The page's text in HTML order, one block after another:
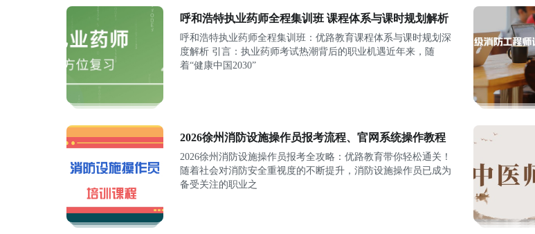
呼和浩特执业药师全程集训班 课程体系与课时规划解析
呼和浩特执业药师全程集训班：优路教育课程体系与课时规划深
度解析 引言：执业药师考试热潮背后的职业机遇近年来，随
着“健康中国2030”
2026徐州消防设施操作员报考流程、官网系统操作教程
2026徐州消防设施操作员报考全攻略：优路教育带你轻松通关！
随着社会对消防安全重视度的不断提升，消防设施操作员已成为
备受关注的职业之